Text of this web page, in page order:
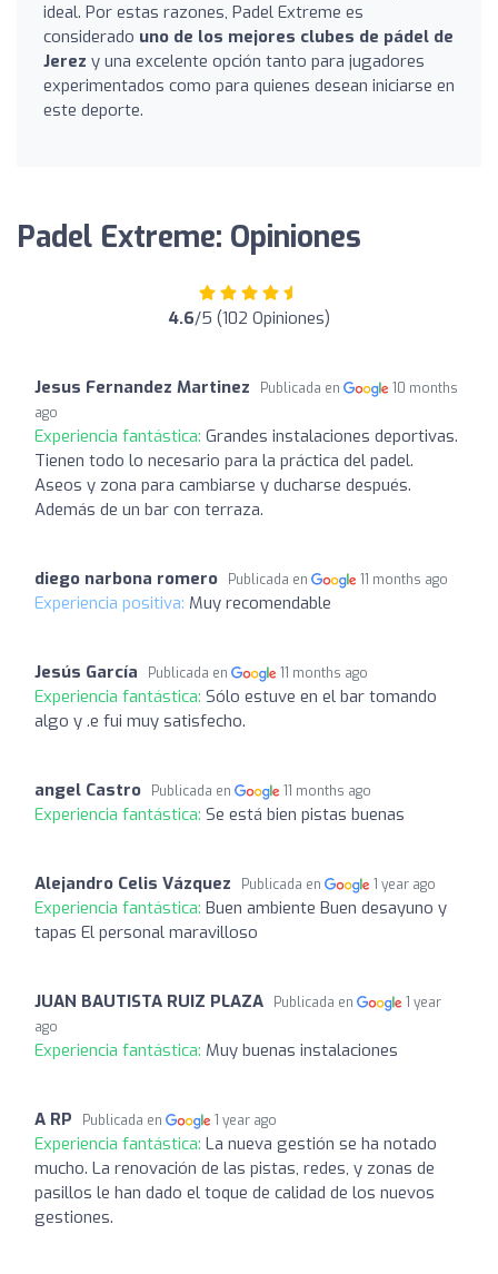
ideal. Por estas razones, Padel Extreme es
considerado uno de los mejores clubes de pádel de
Jerez y una excelente opción tanto para jugadores
experimentados como para quienes desean iniciarse en
este deporte.
Padel Extreme: Opiniones
4.6/5 (102 Opiniones)
Jesus Fernandez Martinez Publicada en
10 months
ago
Experiencia fantástica: Grandes instalaciones deportivas.
Tienen todo lo necesario para la práctica del padel.
Aseos y zona para cambiarse y ducharse después.
Además de un bar con terraza.
diego narbona romero Publicada en 11 months ago
Experiencia positiva: Muy recomendable
Jesús García Publicada en 11 months ago
Experiencia fantástica: Sólo estuve en el bar tomando
algo y .e fui muy satisfecho.
angel Castro Publicada en 11 months ago
Experiencia fantástica: Se está bien pistas buenas
Alejandro Celis Vázquez Publicada en 1 year ago
Experiencia fantástica: Buen ambiente Buen desayuno y
tapas El personal maravilloso
JUAN BAUTISTA RUIZ PLAZA Publicada en
1 year
ago
Experiencia fantástica: Muy buenas instalaciones
A RP Publicada en 1 year ago
Experiencia fantástica: La nueva gestión se ha notado
mucho. La renovación de las pistas, redes, y zonas de
pasillos le han dado el toque de calidad de los nuevos
gestiones.